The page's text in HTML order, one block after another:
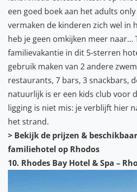
een goed boek aan het adults
vermaken de kinderen zich wel in
heb je geen omkijken meer naar…
familievakantie in dit 5-sterren
gebruik maken van 2 andere
restaurants, 7 bars, 3 snackbars,
natuurlijk is er een kids club voor
ligging is niet mis: je verblijft hier
het strand.
> Bekijk de prijzen &
familiehotel op Rhodos
10. Rhodes Bay Hotel & Spa –